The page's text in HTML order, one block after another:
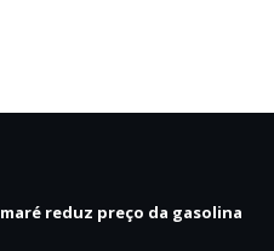
reduz preço da gasolina